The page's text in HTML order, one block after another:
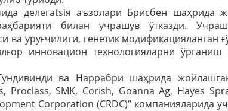
делегatsiя аъзолари Брисбен шаҳрида
билан учрашув ўтказди.
ва уруғчилиги, генетик модификaцияланган
инновaцион технологияларни ўрганиш
ва Наррабри шаҳрида
Proclass, SMK, Corish, Goanna Ag, Hayes
Corporation (CRDC)” компанияларида